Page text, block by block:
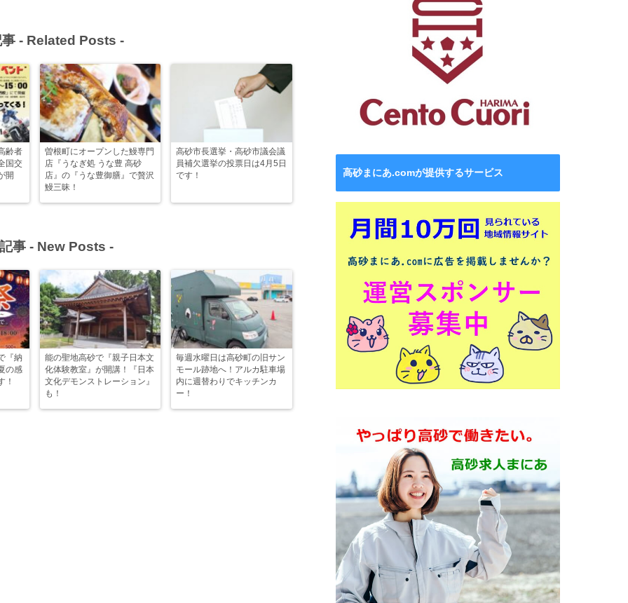
- Related Posts -
齢者
国交
開
曽根町にオープンした鰻専門
店『うなぎ処 うな豊 高砂
店』の『うな豊御膳』で贅沢
鰻三昧！
高砂市長選挙・高砂市議会議
員補欠選挙の投票日は4月5日
です！
事 - New Posts -
『納
の感
！
能の聖地高砂で『親子日本文
化体験教室』が開講！『日本
文化デモンストレーション』
も！
毎週水曜日は高砂町の旧サン
モール跡地へ！アルカ駐車場
内に週替わりでキッチンカ
ー！
高砂まにあ.comが提供するサービス